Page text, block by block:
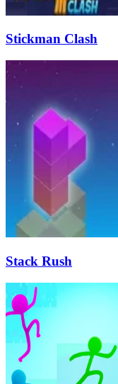
Stickman Clash
Stack Rush